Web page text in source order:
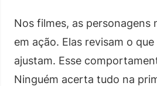
Nos filmes, as personagens
em ação. Elas revisam o
ajustam. Esse
Ninguém acerta tudo na